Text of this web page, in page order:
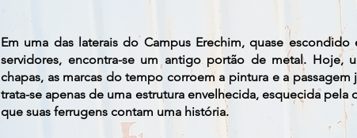
Em uma das laterais do Campus Erechim, quase
servidores, encontra-se um antigo portão de metal. Hoje,
chapas, as marcas do tempo corroem a pintura e a
trata-se apenas de uma estrutura envelhecida, esquecida
que suas ferrugens contam uma história.